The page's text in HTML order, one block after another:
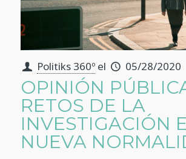
Politiks 360º el 05/28/2020
OPINIÓN
RETOS DE LA
INVESTIGACIÓN
NUEVA